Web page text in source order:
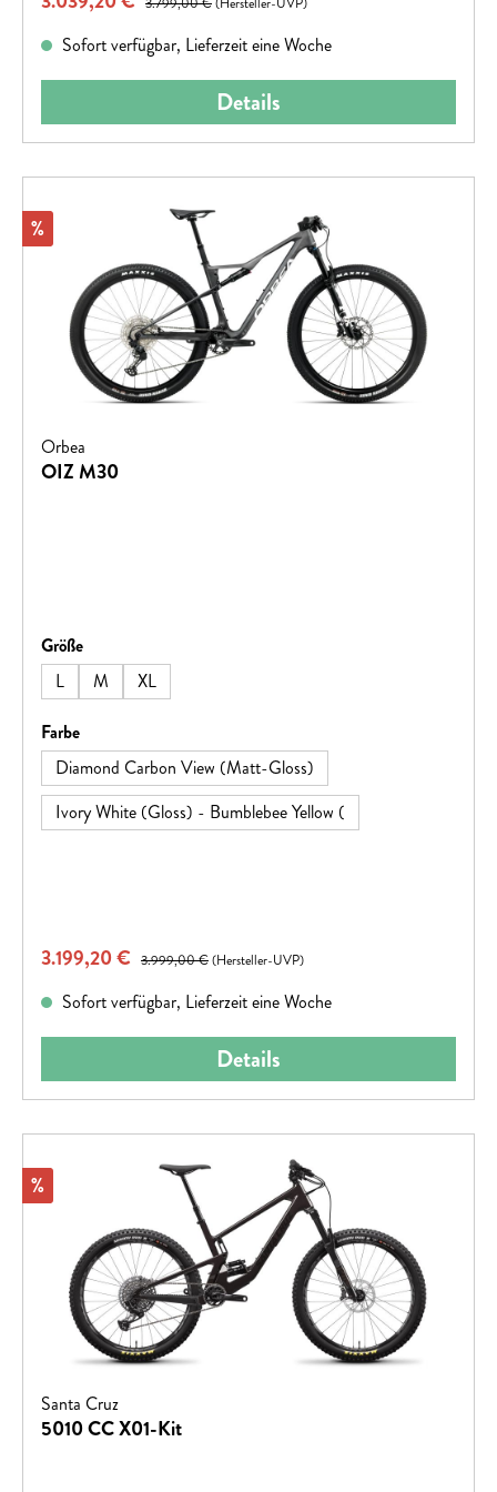
Sofort verfügbar, Lieferzeit eine Woche
Details
Rabatt
%
Orbea
OIZ M30
Größeauswählen
L
M
XL
Farbeauswählen
Diamond Carbon View (Matt-Gloss)
Ivory White (Gloss) - Bumblebee Yellow (
Verkaufspreis:
3.199,20 € Regulärer Preis:
3.999,00 €(Hersteller-UVP)
Sofort verfügbar, Lieferzeit eine Woche
Details
Rabatt
%
Santa Cruz
5010 CC X01-Kit